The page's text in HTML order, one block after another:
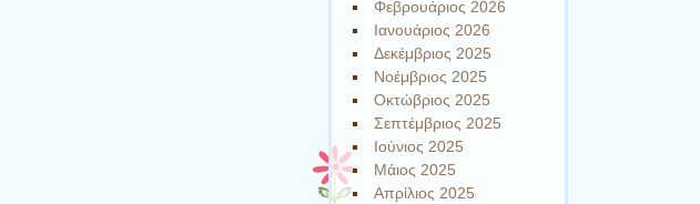
Φεβρουάριος 2026
Ιανουάριος 2026
Δεκέμβριος 2025
Νοέμβριος 2025
Οκτώβριος 2025
Σεπτέμβριος 2025
Ιούνιος 2025
Μάιος 2025
Απρίλιος 2025